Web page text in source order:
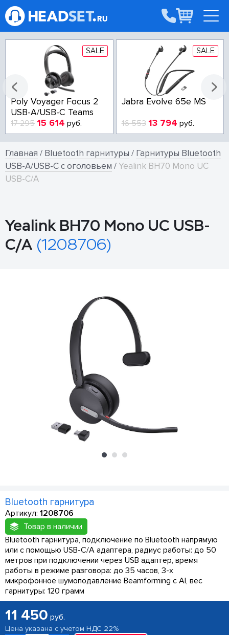
SALE
Poly Voyager Focus 2
USB-A/USB-C Teams
17 295 15 614 руб.
SALE
Jabra Evolve 65e MS
16 553 13 794 руб.
Главная / Bluetooth гарнитуры / Гарнитуры Bluetooth
USB-A/USB-C с оголовьем /Yealink BH70 Mono UC
USB-C/A
Yealink BH70 Mono UC USB-
C/A (1208706)
Bluetooth гарнитура
Артикул: 1208706
Товар в наличии
Bluetooth гарнитура, подключение по Bluetooth напрямую
или с помощью USB-C/A адаптера, радиус работы: до 50
метров при подключении через USB адаптер, время
работы в режиме разговора: до 35 часов, 3-х
микрофонное шумоподавление Beamforming с AI, вес
гарнитуры: 120 грамм
11 450 руб.
Цена указана с учетом НДС 22%